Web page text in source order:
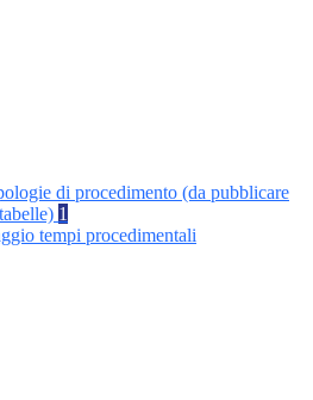
di procedimento (da pubblicare
1
tempi procedimentali